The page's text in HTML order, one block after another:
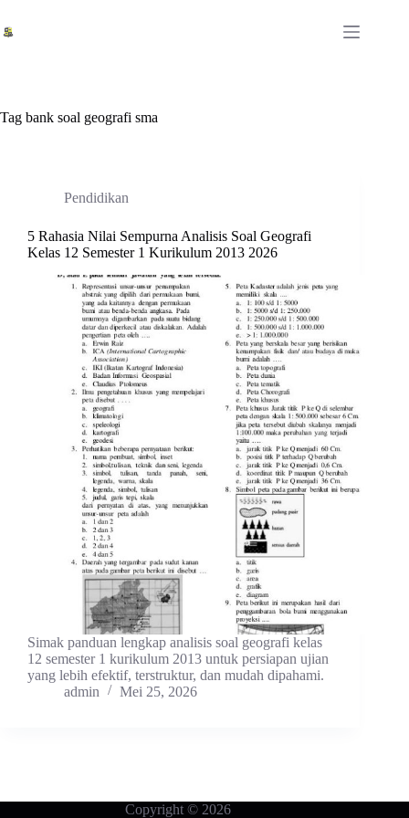
to
content
Tag bank soal geografi sma
Pendidikan
5 Rahasia Nilai Sempurna Analisis Soal Geografi
Kelas 12 Semester 1 Kurikulum 2013 2026
Simak panduan lengkap analisis soal geografi kelas
12 semester 1 kurikulum 2013 untuk persiapan ujian
yang lebih efektif, terstruktur, dan mudah dipahami.
admin
Mei 25, 2026
Copyright © 2026